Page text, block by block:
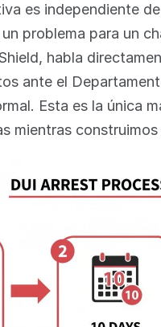
es independiente
problema para un
habla
ante el
Esta es la única
mientras